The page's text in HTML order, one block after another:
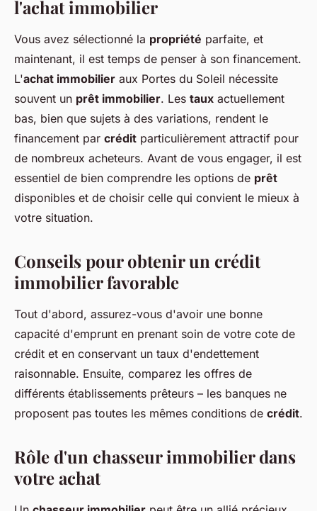
l'achat immobilier
Vous avez sélectionné la propriété parfaite, et
maintenant, il est temps de penser à son financement.
L'achat immobilier aux Portes du Soleil nécessite
souvent un prêt immobilier. Les taux actuellement
bas, bien que sujets à des variations, rendent le
financement par crédit particulièrement attractif pour
de nombreux acheteurs. Avant de vous engager, il est
essentiel de bien comprendre les options de prêt
disponibles et de choisir celle qui convient le mieux à
votre situation.
Conseils pour obtenir un crédit
immobilier favorable
Tout d'abord, assurez-vous d'avoir une bonne
capacité d'emprunt en prenant soin de votre cote de
crédit et en conservant un taux d'endettement
raisonnable. Ensuite, comparez les offres de
différents établissements prêteurs – les banques ne
proposent pas toutes les mêmes conditions de crédit.
Rôle d'un chasseur immobilier dans
votre achat